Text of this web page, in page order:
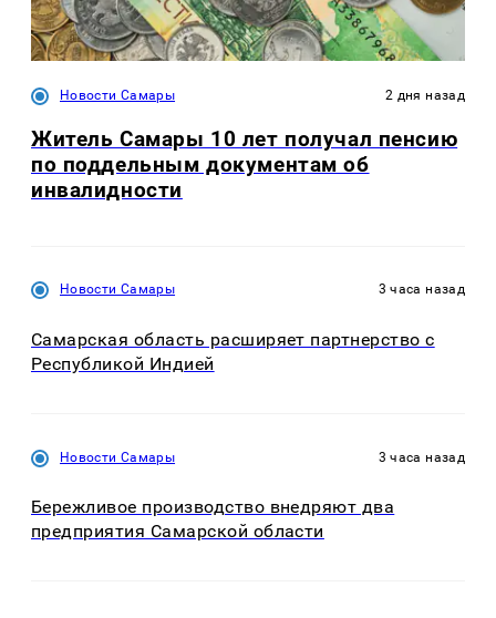
Новости Самары 2 дня назад
Житель Самары 10 лет получал пенсию
по поддельным документам об
инвалидности
Новости Самары 3 часа назад
Самарская область расширяет партнерство с
Республикой Индией
Новости Самары 3 часа назад
Бережливое производство внедряют два
предприятия Самарской области